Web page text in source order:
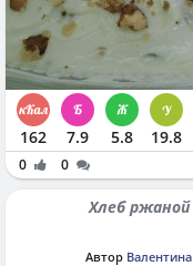
162 7.9 5.8 19.8
0 0
Хлеб ржаной
Автор Валентина